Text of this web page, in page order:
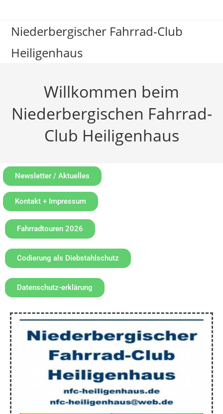
Niederbergischer Fahrrad-Club
Heiligenhaus
Willkommen beim
Niederbergischen Fahrrad-
Club Heiligenhaus
Newsletter / Aktuelles
Kontakt + Impressum
Fahrradtouren 2026
Codierung als Diebstahlschutz
Datenschutz-erklärung